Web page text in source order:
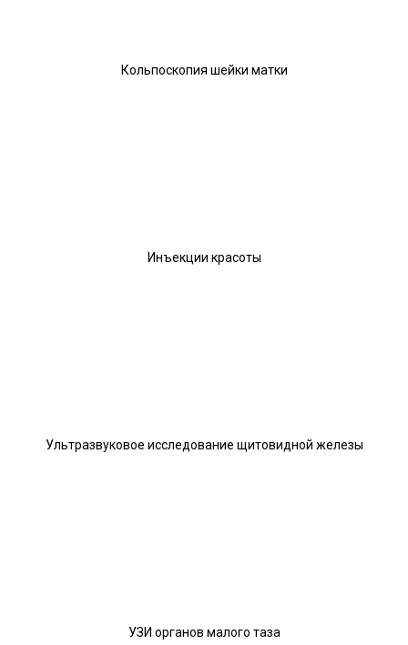
Кольпоскопия шейки матки
Инъекции красоты
Ультразвуковое исследование щитовидной железы
УЗИ органов малого таза